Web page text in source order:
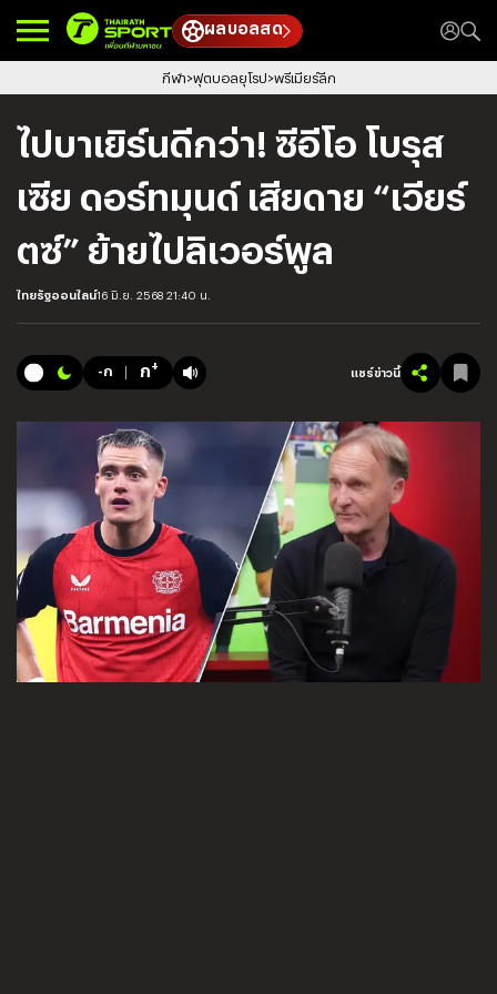
ผลบอลสด
กีฬา ฟุตบอลยุโรป พรีเมียร์ลีก
ไปบาเยิร์นดีกว่า! ซีอีโอ โบรุส
เซีย ดอร์ทมุนด์ เสียดาย “เวียร์
ตซ์” ย้ายไปลิเวอร์พูล
ไทยรัฐออนไลน์16 มิ.ย. 2568 21:40 น.
-ก ก+ แชร์ข่าวนี้